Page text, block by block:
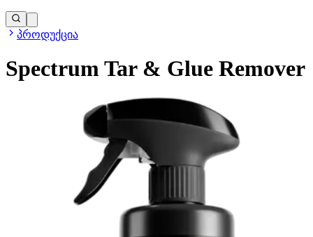
პროდუქცია
Spectrum Tar & Glue Remover